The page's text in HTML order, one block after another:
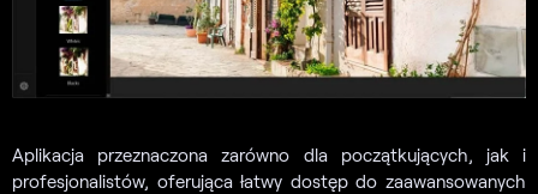
Aplikacja przeznaczona zarówno dla początkujących, jak i
profesjonalistów, oferująca łatwy dostęp do zaawansowanych